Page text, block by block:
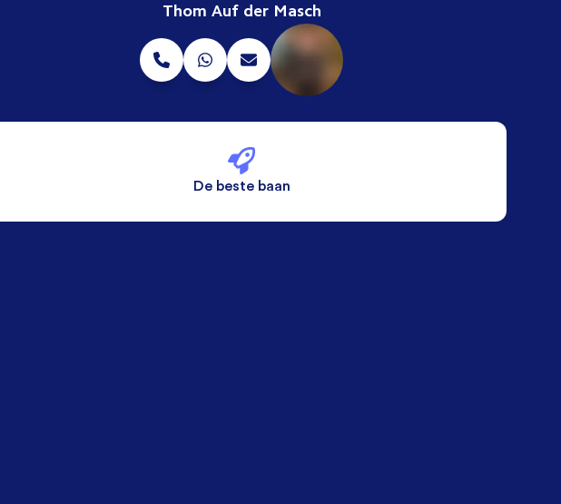
Thom Auf der Masch
De beste baan